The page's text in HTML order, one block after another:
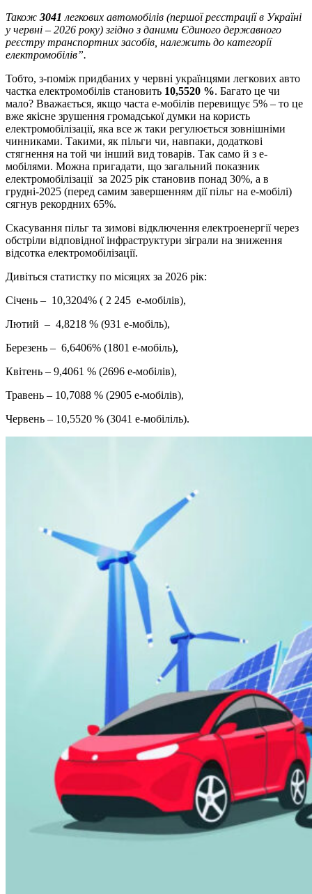
Також 3041 легкових автомобілів (першої реєстрації в Україні
у червні – 2026 року) згідно з даними Єдиного державного
реєстру транспортних засобів, належить до категорії
електромобілів”.
Тобто, з-поміж придбаних у червні українцями легкових авто
частка електромобілів становить 10,5520 %. Багато це чи
мало? Вважається, якщо часта е-мобілів перевищує 5% – то це
вже якісне зрушення громадської думки на користь
електромобілізації, яка все ж таки регулюється зовнішніми
чинниками. Такими, як пільги чи, навпаки, додаткові
стягнення на той чи інший вид товарів. Так само й з е-
мобілями. Можна пригадати, що загальний показник
електромобілізації за 2025 рік становив понад 30%, а в
грудні-2025 (перед самим завершенням дії пільг на е-мобілі)
сягнув рекордних 65%.
Скасування пільг та зимові відключення електроенергії через
обстріли відповідної інфраструктури зіграли на зниження
відсотка електромобілізації.
Дивіться статистку по місяцях за 2026 рік:
Січень – 10,3204% ( 2 245 е-мобілів),
Лютий – 4,8218 % (931 е-мобіль),
Березень – 6,6406% (1801 е-мобіль),
Квітень – 9,4061 % (2696 е-мобілів),
Травень – 10,7088 % (2905 е-мобілів),
Червень – 10,5520 % (3041 е-мобіліль).